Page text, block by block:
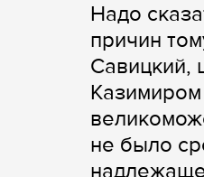
Надо
причин
Савицкий,
не было